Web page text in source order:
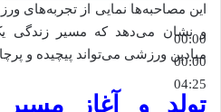
00:00
00:00
04:25
این مصاحبه‌ها نمایی از تجربه‌های
و نشان می‌دهد که مسیر زندگی
میادین ورزشی می‌تواند پیچیده و
تولد و آغاز